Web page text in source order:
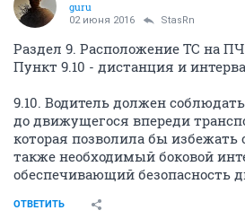
guru
02 июня 2016 StasRn
Раздел 9. Расположение ТС на ПЧ
Пункт 9.10 - дистанция и
9.10. Водитель должен
до движущегося впереди
которая позволила бы избежать
также необходимый боковой
обеспечивающий безопасность
ОТВЕТИТЬ